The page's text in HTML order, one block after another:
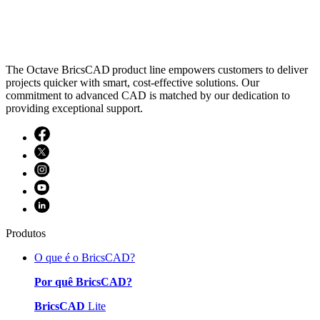
The Octave BricsCAD product line empowers customers to deliver
projects quicker with smart, cost-effective solutions. Our
commitment to advanced CAD is matched by our dedication to
providing exceptional support.
Produtos
O que é o BricsCAD?
Por quê BricsCAD?
BricsCAD Lite